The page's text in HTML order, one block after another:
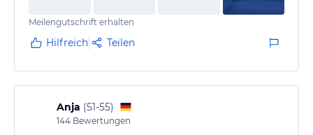
Meilengutschrift erhalten
Hilfreich Teilen
Anja (51-55)
144 Bewertungen